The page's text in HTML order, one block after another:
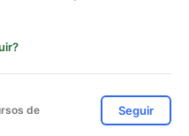
de
Seguir